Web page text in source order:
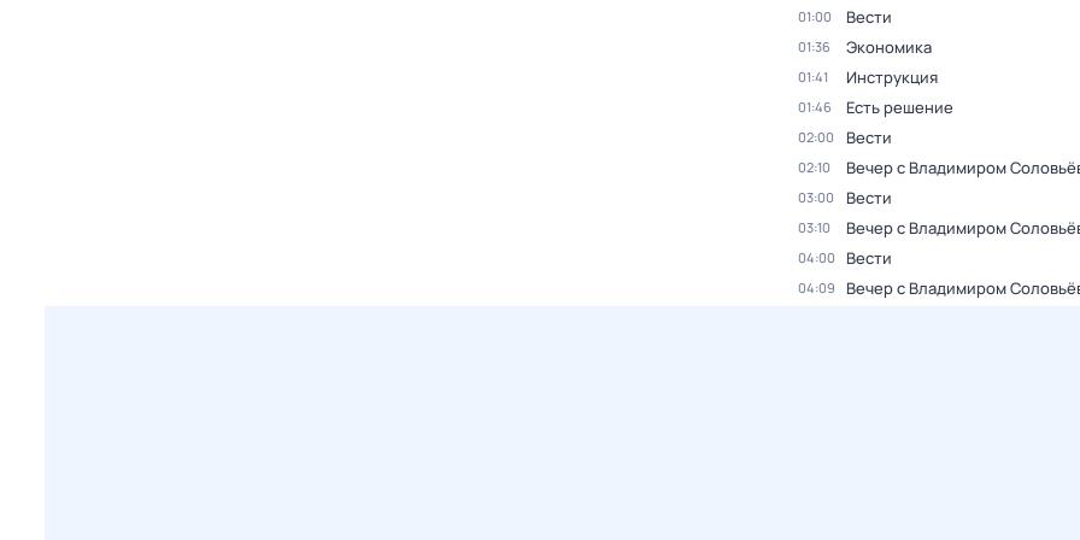
01:00 Вести
01:36 Экономика
01:41 Инструкция
01:46 Есть решение
02:00 Вести
02:10 Вечер с Владимиром
03:00 Вести
03:10 Вечер с Владимиром
04:00 Вести
04:09 Вечер с Владимиром